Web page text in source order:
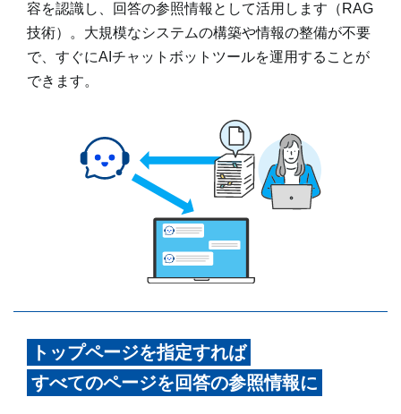
容を認識し、回答の参照情報として活用します（RAG
技術）。大規模なシステムの構築や情報の整備が不要
で、すぐにAIチャットボットツールを運用することが
できます。
トップページを指定すれば
すべてのページを回答の参照情報に